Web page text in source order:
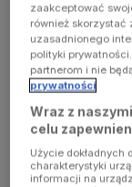
(see the
browser
console for
more
zaakceptować
również skorzystać
uzasadnionego
polityki
partnerom i nie
prywatności
Wraz z
celu
Użycie
charakterystyki
informacji na